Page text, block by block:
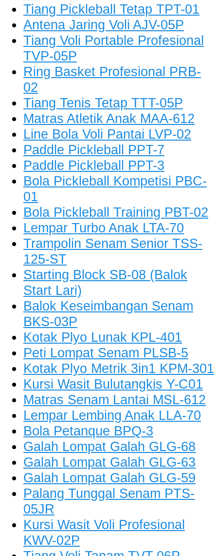
Tiang Pickleball Tetap TPT-01
Antena Jaring Voli AJV-05P
Tiang Voli Portable Profesional
TVP-05P
Ring Basket Profesional PRB-
02
Tiang Tenis Tetap TTT-05P
Matras Atletik Anak MAA-612
Line Bola Voli Pantai LVP-02
Paddle Pickleball PPT-7
Paddle Pickleball PPT-3
Bola Pickleball Kompetisi PBC-
01
Bola Pickleball Training PBT-02
Lempar Turbo Anak LTA-70
Trampolin Senam Senior TSS-
125-ST
Starting Block SB-08 (Balok
Start Lari)
Balok Keseimbangan Senam
BKS-03P
Kotak Plyo Lunak KPL-401
Peti Lompat Senam PLSB-5
Kotak Plyo Metrik 3in1 KPM-301
Kursi Wasit Bulutangkis Y-C01
Matras Senam Lantai MSL-612
Lempar Lembing Anak LLA-70
Bola Petanque BPQ-3
Galah Lompat Galah GLG-68
Galah Lompat Galah GLG-63
Galah Lompat Galah GLG-59
Palang Tunggal Senam PTS-
05JR
Kursi Wasit Voli Profesional
KWV-02P